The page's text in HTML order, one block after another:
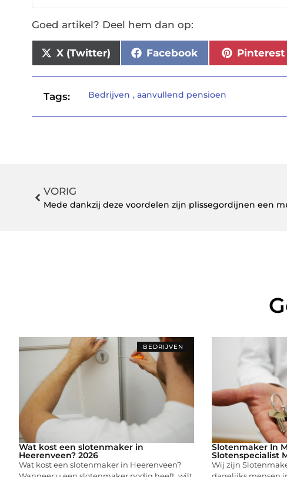
Goed artikel? Deel hem dan op:
X (Twitter) Facebook Pinterest
Tags: Bedrijven ,aanvullend pensioen
VORIG
Mede dankzij deze voordelen zijn plissegordijnen een
BEDRIJVEN
Wat kost een slotenmaker in
Heerenveen? 2026
Wat kost een slotenmaker in Heerenveen?
Slotenmaker In
Slotenspecialist
Wij zijn